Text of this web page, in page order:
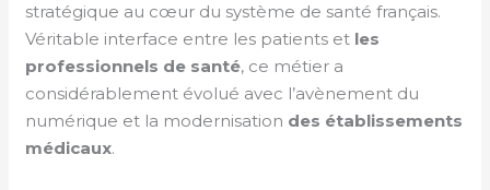
stratégique au cœur du système de santé français.
Véritable interface entre les patients et les
professionnels de santé, ce métier a
considérablement évolué avec l’avènement du
numérique et la modernisation des établissements
médicaux.